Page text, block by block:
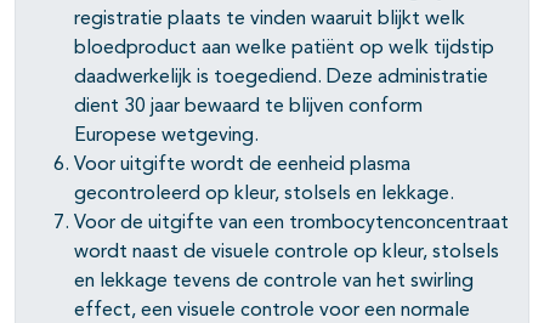
registratie plaats te vinden waaruit blijkt welk
bloedproduct aan welke patiënt op welk tijdstip
daadwerkelijk is toegediend. Deze administratie
dient 30 jaar bewaard te blijven conform
Europese wetgeving.
Voor uitgifte wordt de eenheid plasma
gecontroleerd op kleur, stolsels en lekkage.
Voor de uitgifte van een trombocytenconcentraat
wordt naast de visuele controle op kleur, stolsels
en lekkage tevens de controle van het swirling
effect, een visuele controle voor een normale